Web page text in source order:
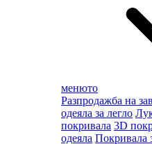
менюто
Разпродажба на
одеяла за легло
покривала 3D
одеяла Покривала